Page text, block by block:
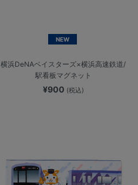
NEW
横浜DeNAベイスターズ×横浜高速鉄道/
駅看板マグネット
¥900 (税込)